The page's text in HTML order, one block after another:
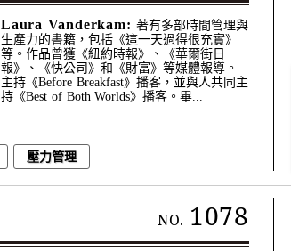
Laura Vanderkam: 著有多部時間管理與
生產力的書籍，包括《這一天過得很充實》
等。作品曾獲《紐約時報》、《華爾街日
報》、《快公司》和《財富》等媒體報導。
主持《Before Breakfast》播客，並與人共同主
持《Best of Both Worlds》播客。畢...
壓力管理
NO. 1078